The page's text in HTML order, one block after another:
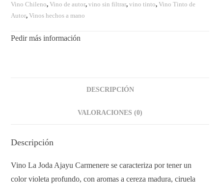
Vino Chileno,Vino de autor,vino sin filtrar,vino tinto,Vino Tinto de
Autor,Vinos hechos a mano
Pedir más información
DESCRIPCIÓN
VALORACIONES (0)
Descripción
Vino La Joda Ajayu Carmenere se caracteriza por tener un
color violeta profundo, con aromas a cereza madura, ciruela